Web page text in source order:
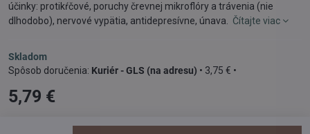
účinky: protikŕčové, poruchy črevnej mikroflóry a trávenia (nie
dlhodobo), nervové vypätia, antidepresívne, únava. Čítajte viac
Skladom
Kuriér - GLS (na adresu) • 3,75 € •
5,79 €